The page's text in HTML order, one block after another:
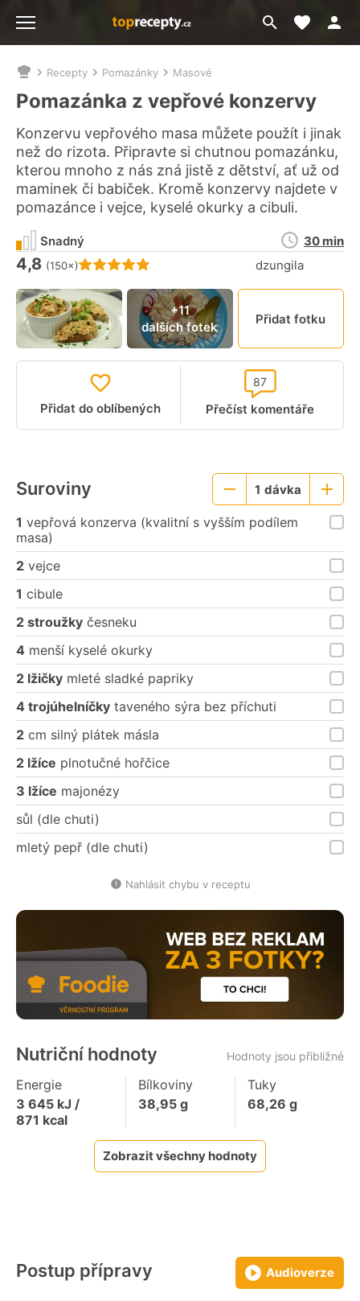
Přejít
na
Moje
Nacházíte
se
zde:
Recepty Pomazánky Masové
Pomazánka z vepřové konzervy
Konzervu vepřového masa můžete použít i jinak
než do rizota. Připravte si chutnou pomazánku,
kterou mnoho z nás zná jistě z dětství, ať už od
maminek či babiček. Kromě konzervy najdete v
pomazánce i vejce, kyselé okurky a cibuli.
Hodnocení receptu je
4,8 (150×) dzungila
Snadný
Doba
30 min
+11
dalších fotek
Přidat fotku
Přidat do oblíbených Přečíst komentáře
87
Suroviny
Menší
porce
1 dávka
Větší
porce
1 vepřová konzerva (kvalitní s vyšším podílem
masa)
2 vejce
1 cibule
2 stroužky česneku
4 menší kyselé okurky
2 lžičky mleté sladké papriky
4 trojúhelníčky taveného sýra bez příchuti
2 cm silný plátek másla
2 lžíce plnotučné hořčice
3 lžíce majonézy
sůl (dle chuti)
mletý pepř (dle chuti)
Nahlásit chybu v receptu
Nutriční hodnoty Hodnoty jsou přibližné
Energie
3 645 kJ /
871 kcal
Bílkoviny
38,95g
Tuky
68,26 g
Zobrazit všechny hodnoty
Postup přípravy Audioverze